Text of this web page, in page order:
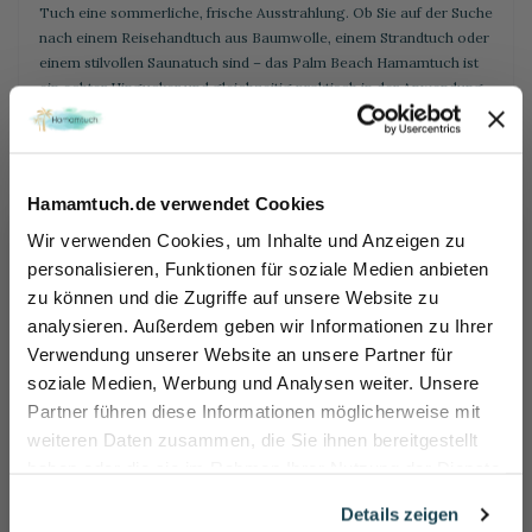
Hamamtuch.de verwendet Cookies
Wir verwenden Cookies, um Inhalte und Anzeigen zu
personalisieren, Funktionen für soziale Medien anbieten
zu können und die Zugriffe auf unsere Website zu
analysieren. Außerdem geben wir Informationen zu Ihrer
Verwendung unserer Website an unsere Partner für
soziale Medien, Werbung und Analysen weiter. Unsere
Partner führen diese Informationen möglicherweise mit
weiteren Daten zusammen, die Sie ihnen bereitgestellt
Details zeigen
Tuch eine sommerliche, frische Ausstrahlung. Ob Sie auf der Suche
nach einem Reisehandtuch aus Baumwolle, einem Strandtuch oder
einem stilvollen Saunatuch sind – das Palm Beach Hamamtuch ist
ein echter Hingucker und gleichzeitig praktisch in der Anwendung.
✓ Maße: 90 x 180 cm ✓ Gewicht: 390 Gramm
Mehr informationen
DIE VORTEILE VON
HAMAMTUCH.DE
At your service
VERSAND INNERHALB DEUTSCHLAND
Sicher dir 10% Rabatt!
Name